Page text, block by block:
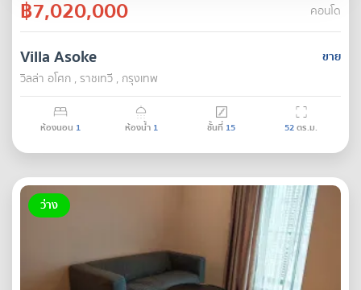
฿7,020,000 คอนโด
ขาย
Villa Asoke
วิลล่า อโศก , ราชเทวี , กรุงเทพ
ห้องนอน 1 ห้องน้ำ 1 ชั้นที่ 15 52ตร.ม.
ว่าง